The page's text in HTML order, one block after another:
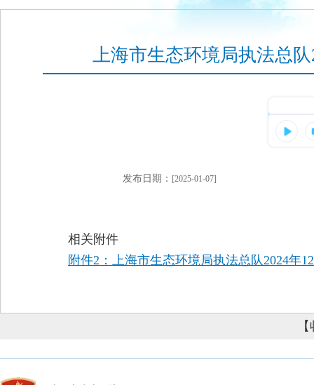
上海市生态环境局执法总
发布日期： [2025-01-07]
相关附件
附件2：上海市生态环境局执法总队2024年